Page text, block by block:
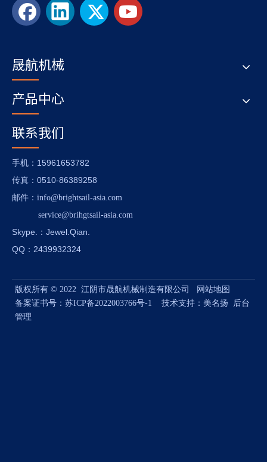
晟航机械
产品中心
联系我们
手机 ：15961653782
传真 ：0510-86389258
邮件 ： info@brightsail-asia.com
service@brihgtsail-asia.com
Skype.
：Jewel.Qian.
QQ：2439932324
版权所有 © 2022 江阴市晟航机械制造有限公司
网站地图
备案证书号： 苏ICP备2022003766号-1 技术支持： 美名扬
后台
管理